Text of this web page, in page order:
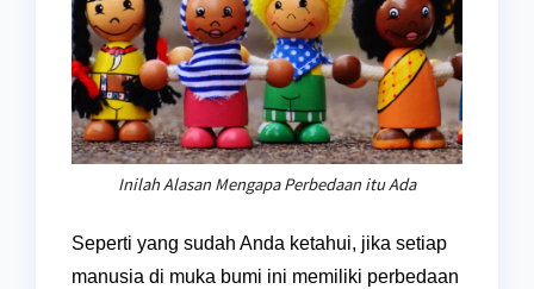
Inilah Alasan Mengapa Perbedaan itu Ada
Seperti yang sudah Anda ketahui, jika setiap
manusia di muka bumi ini memiliki perbedaan